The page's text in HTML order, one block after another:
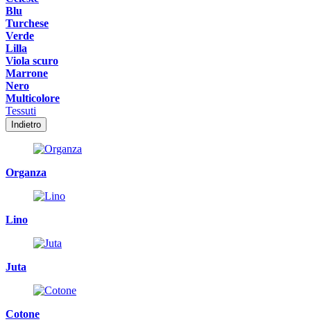
Blu
Turchese
Verde
Lilla
Viola scuro
Marrone
Nero
Multicolore
Tessuti
Indietro
Organza
Lino
Juta
Cotone